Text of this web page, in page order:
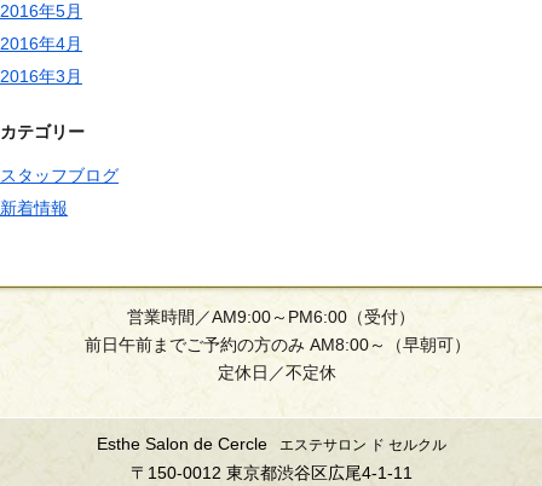
2016年5月
2016年4月
2016年3月
カテゴリー
スタッフブログ
新着情報
営業時間／AM9:00～PM6:00（受付）
前日午前までご予約の方のみ AM8:00～（早朝可）
定休日／不定休
Esthe Salon de Cercle エステサロン ド セルクル
〒150-0012 東京都渋谷区広尾4-1-11